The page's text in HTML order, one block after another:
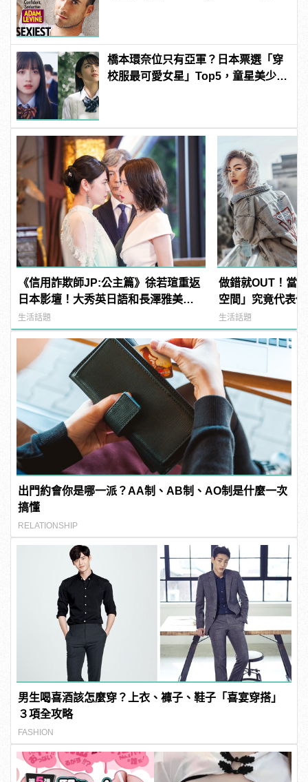
橋本環奈位只有亞軍？日本票選「穿
校服最可愛女星」Top5，童星美少女
《信用詐欺師JP:公主篇》徐若瑄重返
日本影壇！大秀英日語和長澤雅美演
技美貌大對決
生活話題
做錯就OUT！當
空間」究竟代表
做？
生活話題
出門約會你是哪一派？AA制、AB制、AO制是什麼一次
搞懂
RELATIONSHIP
男生喝喜酒該怎麼穿？上衣、褲子、鞋子「喜宴穿搭」
３項全攻略
FASHION